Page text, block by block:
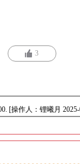
3
绿豆. 理由：多图好帖，阅读数超过100. [操作人